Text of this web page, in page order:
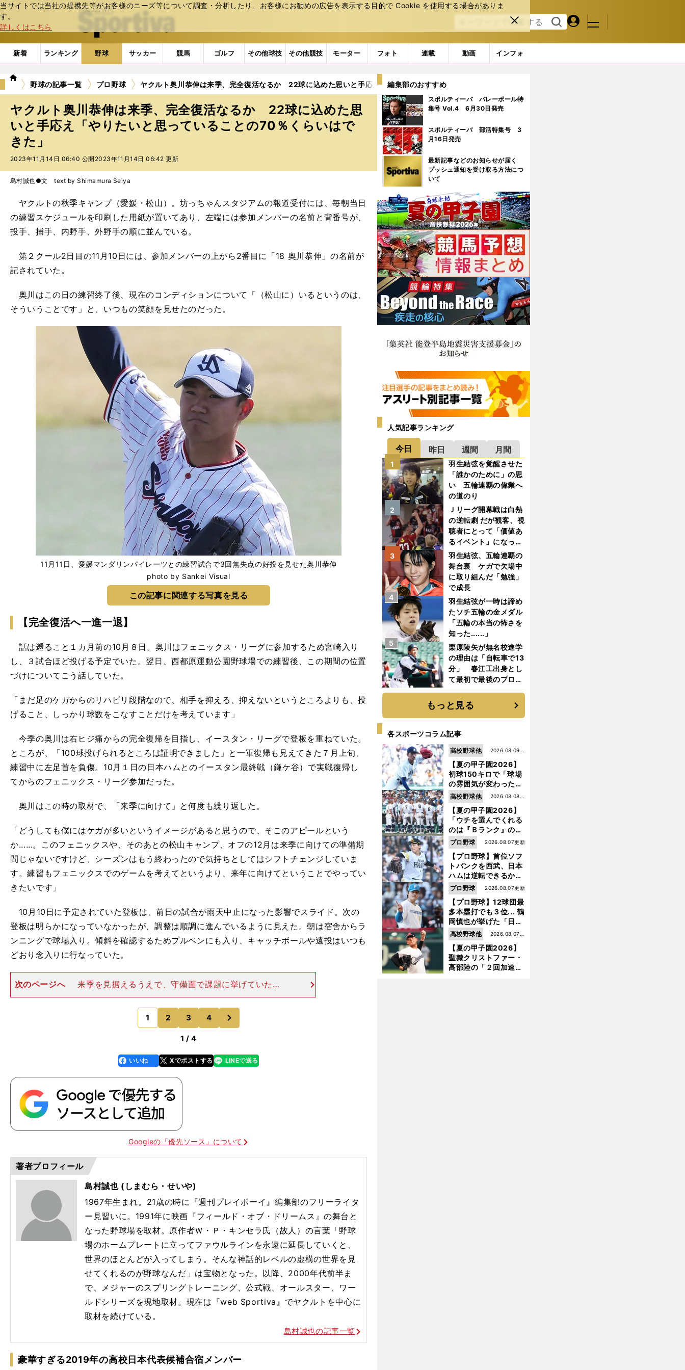
当サイトでは当社の提携先等がお客様のニーズ等について調査・分析したり、お客様にお勧めの広告を表⽰する⽬的で Cookie を使⽤する場合がありま
す。
詳しくはこちら
閉じ
る
web Sportiva (webスポルティーバ)
検索
る
マイペ
ジ
メニュ
新着 ランキング 野球 サッカー 競馬 ゴルフ その他球技 その他競技 モーター フォト 連載 動画 インフォ
we
ポ
ル
テ
ィ
ー
野球の記事一覧 プロ野球 ヤクルト奥川恭伸は来季、完全復活なるか 22球に込めた思いと手応え「やりたいと思っていることの70％くらいはできた」
ヤクルト奥川恭伸は来季、完全復活なるか 22球に込めた思
いと手応え「やりたいと思っていることの70％くらいはで
きた」
2023年11月14日 06:40 公開 2023年11月14日 06:42 更新
島村誠也●文 text by Shimamura Seiya
ヤクルトの秋季キャンプ（愛媛・松山）。坊っちゃんスタジアムの報道受付には、毎朝当日
の練習スケジュールを印刷した用紙が置いてあり、左端には参加メンバーの名前と背番号が、
投手、捕手、内野手、外野手の順に並んでいる。
第２クール2日目の11月10日には、参加メンバーの上から2番目に「18 奥川恭伸」の名前が
記されていた。
奥川はこの日の練習終了後、現在のコンディションについて「（松山に）いるというのは、
そういうことです」と、いつもの笑顔を見せたのだった。
11月11日、愛媛マンダリンパイレーツとの練習試合で3回無失点の好投を見せた奥川恭伸
photo by Sankei Visual
この記事に関連する写真を見る
【完全復活へ一進一退】
話は遡ること１カ月前の10月８日。奥川はフェニックス・リーグに参加するため宮崎入り
し、３試合ほど投げる予定でいた。翌日、西都原運動公園野球場での練習後、この期間の位置
づけについてこう話していた。
「まだ足のケガからのリハビリ段階なので、相手を抑える、抑えないというところよりも、投
げること、しっかり球数をこなすことだけを考えています」
今季の奥川は右ヒジ痛からの完全復帰を目指し、イースタン・リーグで登板を重ねていた。
ところが、「100球投げられるところは証明できました」と一軍復帰も見えてきた７月上旬、
練習中に左足首を負傷。10月１日の日本ハムとのイースタン最終戦（鎌ケ谷）で実戦復帰し
てからのフェニックス・リーグ参加だった。
奥川はこの時の取材で、「来季に向けて」と何度も繰り返した。
「どうしても僕にはケガが多いというイメージがあると思うので、そこのアピールという
か......。このフェニックスや、そのあとの松山キャンプ、オフの12月は来季に向けての準備期
間じゃないですけど、シーズンはもう終わったので気持ちとしてはシフトチェンジしていま
す。練習もフェニックスでのゲームを考えてというより、来年に向けてということでやってい
きたいです」
10月10日に予定されていた登板は、前日の試合が雨天中止になった影響でスライド。次の
登板は明らかになっていなかったが、調整は順調に進んでいるように見えた。朝は宿舎からラ
ンニングで球場入り。傾斜を確認するためプルペンにも入り、キャッチボールや遠投はいつも
どおり念入りに行なっていた。
次のページへ
来季を見据えるうえで、守備面で課題に挙げていたけ
ん制の練習にも熱心に取り組んでいた。「投げることに集中したいとい
う意味では、それ以外の不安をひとつでも消したほうがいい。それが結
果にも直結していきます
1 2 3 4
のページへ
1 / 4
faceboo
k
いいね Xでポストする
line LINEで送る
Googleの「優先ソース」について
著者プロフィール
島村誠也 (しまむら・せいや)
1967年生まれ。21歳の時に『週刊プレイボーイ』編集部のフリーライタ
ー見習いに。1991年に映画『フィールド・オブ・ドリームス』の舞台と
なった野球場を取材。原作者Ｗ・Ｐ・キンセラ氏（故人）の言葉「野球
場のホームプレートに立ってファウルラインを永遠に延長していくと、
世界のほとんどが入ってしまう。そんな神話的レベルの虚構の世界を見
せてくれるのが野球なんだ」は宝物となった。以降、2000年代前半ま
で、メジャーのスプリングトレーニング、公式戦、オールスター、ワー
ルドシリーズを現地取材。現在は『web Sportiva』でヤクルトを中心に
取材を続けている。
島村誠也の記事一覧
豪華すぎる2019年の高校日本代表候補合宿メンバー
編集部のおすすめ
スポルティーバ バレーボール特
集号 Vol.4 6月30日発売
スポルティーバ 部活特集号 3
月16日発売
最新記事などのお知らせが届く
プッシュ通知を受け取る方法につ
いて
人気記事ランキング
今日 昨日 週間 月間
羽生結弦を覚醒させた
「誰かのために」の思
い 五輪連覇の偉業へ
の道のり
1
Ｊリーグ開幕戦は白熱
の逆転劇 だが観客、視
聴者にとって「価値あ
るイベント」になって
いたか
2
羽生結弦、五輪連覇の
舞台裏 ケガで欠場中
に取り組んだ「勉強」
で成長
3
羽生結弦が一時は諦め
たソチ五輪の金メダル
「五輪の本当の怖さを
知った......」
4
栗原陵矢が無名校進学
の理由は「自転車で13
分」 春江工出身とし
て最初で最後のプロ野
5
もっと見る
各スポーツコラム記事
【夏の甲子園2026】
初球150キロで「球場
の雰囲気が変わった」
29年ぶり白星を呼ん
だ大分商・平田玲翔の
底知れぬ才能
2026.08.09更
高校野球他
【夏の甲子園2026】
「ウチを選んでくれる
のは『Ｂランク』の選
手たち」 八幡商が15
年ぶり甲子園をつかん
だ"名門復活"の舞台裏
2026.08.08更
高校野球他
【プロ野球】首位ソフ
トバンクを西武、日本
ハムは逆転できるか？
鶴岡慎也が挙げる終
盤戦のキーマン３人
2026.08.07更新
プロ野球
【プロ野球】12球団最
多本塁打でも３位... 鶴
岡慎也が挙げた「日本
ハムの誤算」とソフト
バンク追撃のカギ
2026.08.07更新
プロ野球
【夏の甲子園2026】
聖隷クリストファー・
高部陸の「２回加速す
2026.08.07更
高校野球他